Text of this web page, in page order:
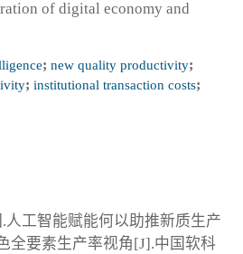
of digital economy and
; new quality productivity;
; institutional transaction costs;
人工智能赋能何以助推新质生产
全要素生产率视角[J].中国软科